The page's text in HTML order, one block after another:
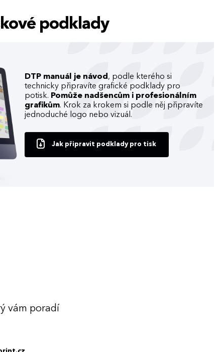
podklady
DTP manuál je návod , podle kterého si
technicky připravíte grafické podklady pro
potisk. Pomůže nadšencům i profesionálním
grafikům. Krok za krokem si podle něj připravíte
jednoduché logo nebo vizuál.
Jak připravit podklady pro tisk
vám poradí